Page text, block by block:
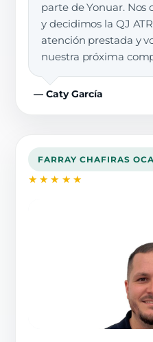
parte de Yonuar. Nos
y decidimos la QJ
atención prestada y
nuestra próxima
— Caty García
FARRAY CHAFIRAS
★★★★★